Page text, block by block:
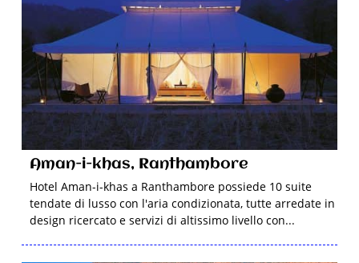
Aman-i-khas, Ranthambore
Hotel Aman-i-khas a Ranthambore possiede 10 suite
tendate di lusso con l'aria condizionata, tutte arredate in
design ricercato e servizi di altissimo livello con...